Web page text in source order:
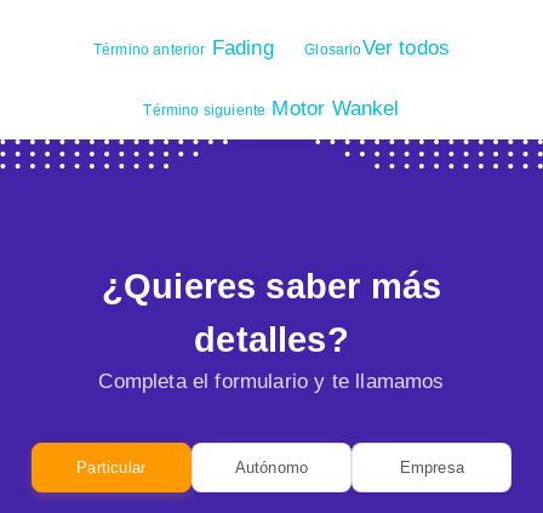
Término anterior Fading GlosarioVer todos
Término siguiente Motor Wankel
¿Quieres saber más
detalles?
Completa el formulario y te llamamos
Particular Autónomo Empresa